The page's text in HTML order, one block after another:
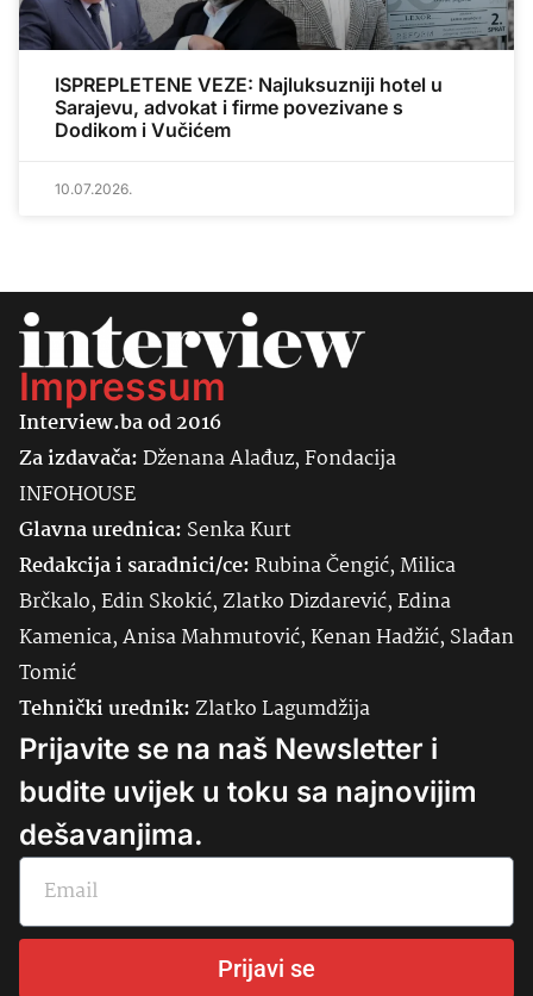
ISPREPLETENE VEZE: Najluksuzniji hotel u
Sarajevu, advokat i firme povezivane s
Dodikom i Vučićem
10.07.2026.
Impressum
Interview.ba od 2016
Za izdavača:Dženana Alađuz, Fondacija
INFOHOUSE
Glavna urednica: SenkaKurt
Redakcija i saradnici/ce:Rubina Čengić, Milica
Brčkalo, Edin Skokić, Zlatko Dizdarević, Edina
Kamenica, Anisa Mahmutović, Kenan Hadžić, Slađan
Tomić
Tehnički urednik:Zlatko Lagumdžija
Prijavite se na naš Newsletter i
budite uvijek u toku sa najnovijim
dešavanjima.
Prijavi se